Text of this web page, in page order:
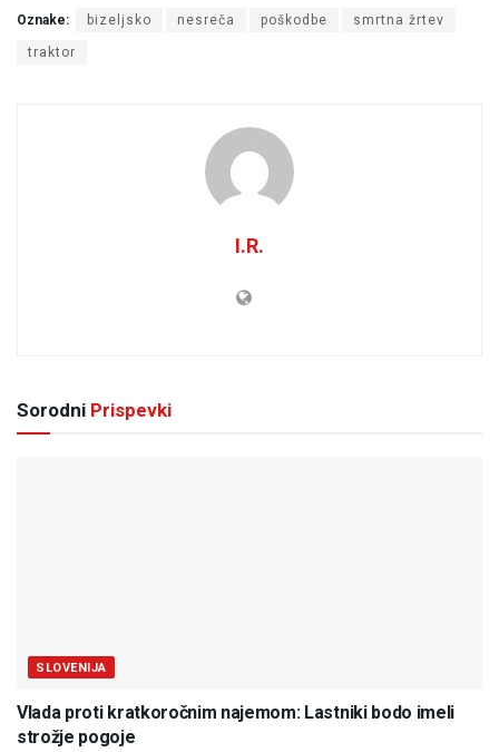
Oznake: bizeljsko nesreča poškodbe smrtna žrtev
traktor
I.R.
Sorodni Prispevki
SLOVENIJA
Vlada proti kratkoročnim najemom: Lastniki bodo imeli
strožje pogoje